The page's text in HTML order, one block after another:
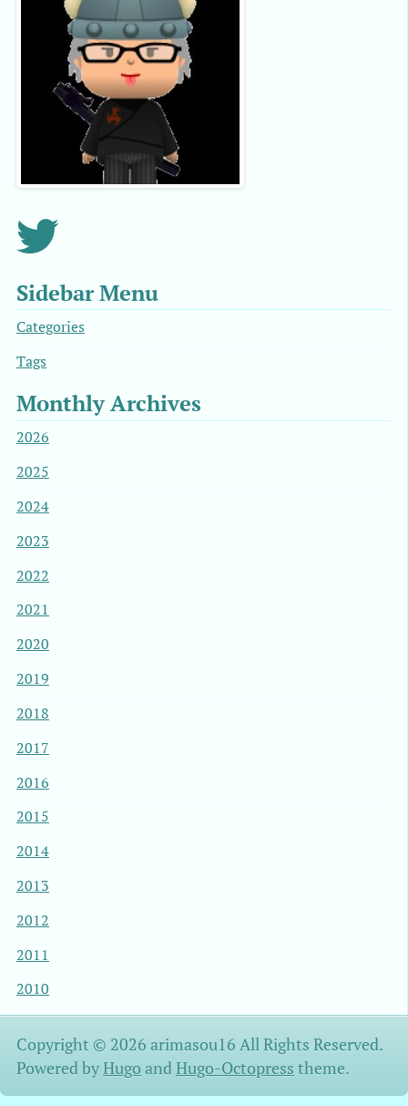
Sidebar Menu
Categories
Tags
Monthly Archives
2026
2025
2024
2023
2022
2021
2020
2019
2018
2017
2016
2015
2014
2013
2012
2011
2010
Copyright © 2026 arimasou16 All Rights Reserved.
Powered byHugo andHugo-Octopress theme.